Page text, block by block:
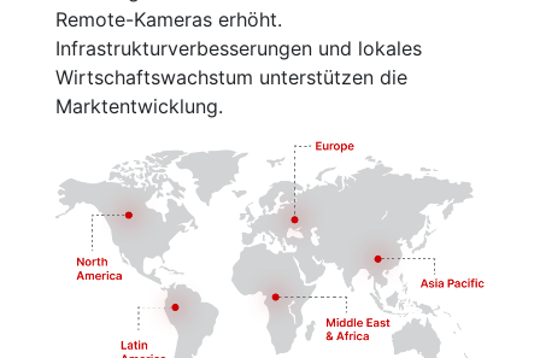
Remote-Kameras erhöht.
Infrastrukturverbesserungen und lokales
Wirtschaftswachstum unterstützen die
Marktentwicklung.